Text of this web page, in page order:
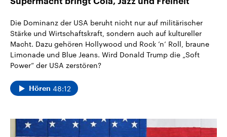
Die Dominanz der USA beruht nicht nur auf militärischer
Stärke und Wirtschaftskraft, sondern auch auf kultureller
Macht. Dazu gehören Hollywood und Rock ’n’ Roll, braune
Limonade und Blue Jeans. Wird Donald Trump die „Soft
Power“ der USA zerstören?
Hören 48:12